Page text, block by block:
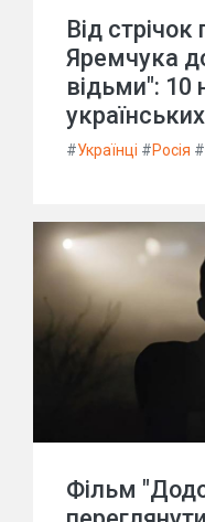
Від
Яремчука
відьми": 10
#Українці #Росія #
Фільм